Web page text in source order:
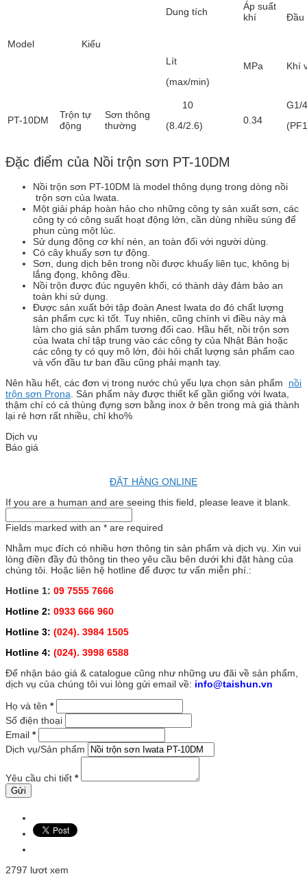
Model Kiểu
Dung tích
Áp suất
khí
Đầu
Lít
(max/min)
MPa Khí
PT-10DM
Trộn tự
động
Sơn thông
thường
10
(8.4/2.6)
0.34
G1/
Đặc điểm của Nồi trộn sơn PT-10DM
Nồi trộn sơn PT-10DM là model thông dụng trong dòng nồi
trộn sơn của Iwata.
Một giải pháp hoàn hảo cho những công ty sản xuất sơn, các
công ty có công suất hoạt động lớn, cần dùng nhiều súng để
phun cùng một lúc.
Sử dụng động cơ khí nén, an toàn đối với người dùng.
Có cây khuấy sơn tự động.
Sơn, dung dịch bên trong nồi được khuấy liên tục, không bị
lắng đọng, không đều.
Nồi trộn được đúc nguyên khối, có thành dày đảm bảo an
toàn khi sử dụng.
Được sản xuất bởi tập đoàn Anest Iwata do đó chất lượng
sản phẩm cực kì tốt. Tuy nhiên, cũng chính vì điều này mà
làm cho giá sản phẩm tương đối cao. Hầu hết, nồi trộn sơn
của Iwata chỉ tập trung vào các công ty của Nhật Bản hoặc
các công ty có quy mô lớn, đòi hỏi chất lượng sản phẩm cao
và vốn đầu tư ban đầu cũng phải mạnh tay.
Nên hầu hết, các đơn vị trong nước chủ yếu lựa chọn sản phẩm nồi
trộn sơn Prona . Sản phẩm này được thiết kế gần giống với Iwata,
thậm chí có cả thùng đựng sơn bằng inox ở bên trong mà giá thành
lại rẻ hơn rất nhiều, chỉ kho%
Dịch vụ
Báo giá
ĐẶT HÀNG ONLINE
If you are a human and are seeing this field, please leave it blank.
Fields marked with an * are required
Nhằm mục đích có nhiều hơn thông tin sản phẩm và dịch vụ. Xin vui
lòng điền đầy đủ thông tin theo yêu cầu bên dưới khi đặt hàng của
chúng tôi. Hoặc liên hệ hotline để được tư vấn miễn phí.:
Hotline 1: 09 7555 7666
Hotline 2: 0933 666 960
Hotline 3: (024). 3984 1505
Hotline 4: (024). 3998 6588
Để nhận báo giá & catalogue cũng như những ưu đãi về sản phẩm,
dịch vụ của chúng tôi vui lòng gửi email về: info@taishun.vn
Họ và tên *
Số điện thoại
Email *
Dịch vụ/Sản phẩm
Yêu cầu chi tiết *
2797 lượt xem